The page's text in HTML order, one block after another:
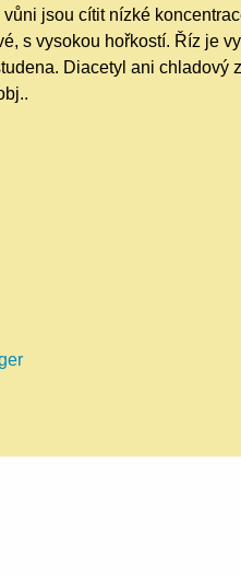
jsou cítit nízké
s vysokou hořkostí. Říz je
Diacetyl ani chladový